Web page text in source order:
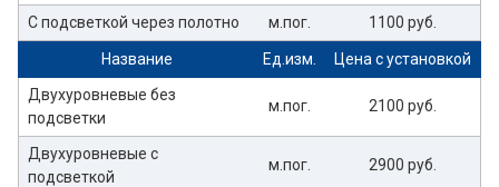
С подсветкой через полотно м.пог. 1100 руб.
Название Ед.изм.
Цена с установкой
Двухуровневые без
подсветки
м.пог. 2100 руб.
Двухуровневые с
подсветкой
м.пог. 2900 руб.